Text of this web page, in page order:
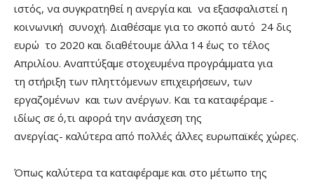
ιστός, να συγκρατηθεί η ανεργία και να εξασφαλιστεί η
κοινωνική συνοχή. Διαθέσαμε για το σκοπό αυτό 24 δις
ευρώ το 2020 και διαθέτουμε άλλα 14 έως το τέλος
Απριλίου. Αναπτύξαμε στοχευμένα προγράμματα για
τη στήριξη των πληττόμενων επιχειρήσεων, των
εργαζομένων και των ανέργων. Και τα καταφέραμε -
ιδίως σε ό,τι αφορά την ανάσχεση της
ανεργίας- καλύτερα από πολλές άλλες ευρωπαϊκές χώρες.
Όπως καλύτερα τα καταφέραμε και στο μέτωπο της